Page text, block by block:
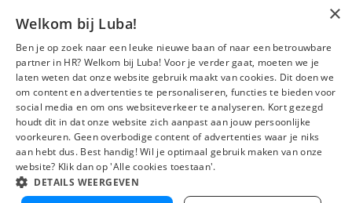
Werken bij Luba
Voor werkgevers
Mijn Luba
Contact
InstagramFacebookLinkedIn YouTube
Luba wordt beoordeeld met een
×
Welkom bij Luba!
Ben je op zoek naar een leuke nieuwe baan of naar een betrouwbare
partner in HR? Welkom bij Luba! Voor je verder gaat, moeten we je
laten weten dat onze website gebruik maakt van cookies. Dit doen we
om content en advertenties te personaliseren, functies te bieden voor
social media en om ons websiteverkeer te analyseren. Kort gezegd
houdt dit in dat onze website zich aanpast aan jouw persoonlijke
voorkeuren. Geen overbodige content of advertenties waar je niks
aan hebt dus. Best handig! Wil je optimaal gebruik maken van onze
website? Klik dan op 'Alle cookies toestaan'.
DETAILS WEERGEVEN